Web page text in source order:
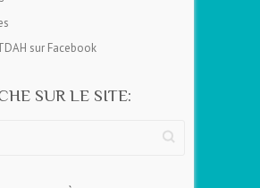
sur Facebook
SUR LE SITE: